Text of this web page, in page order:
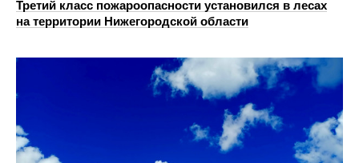
Третий класс пожароопасности установился в лесах
на территории Нижегородской области